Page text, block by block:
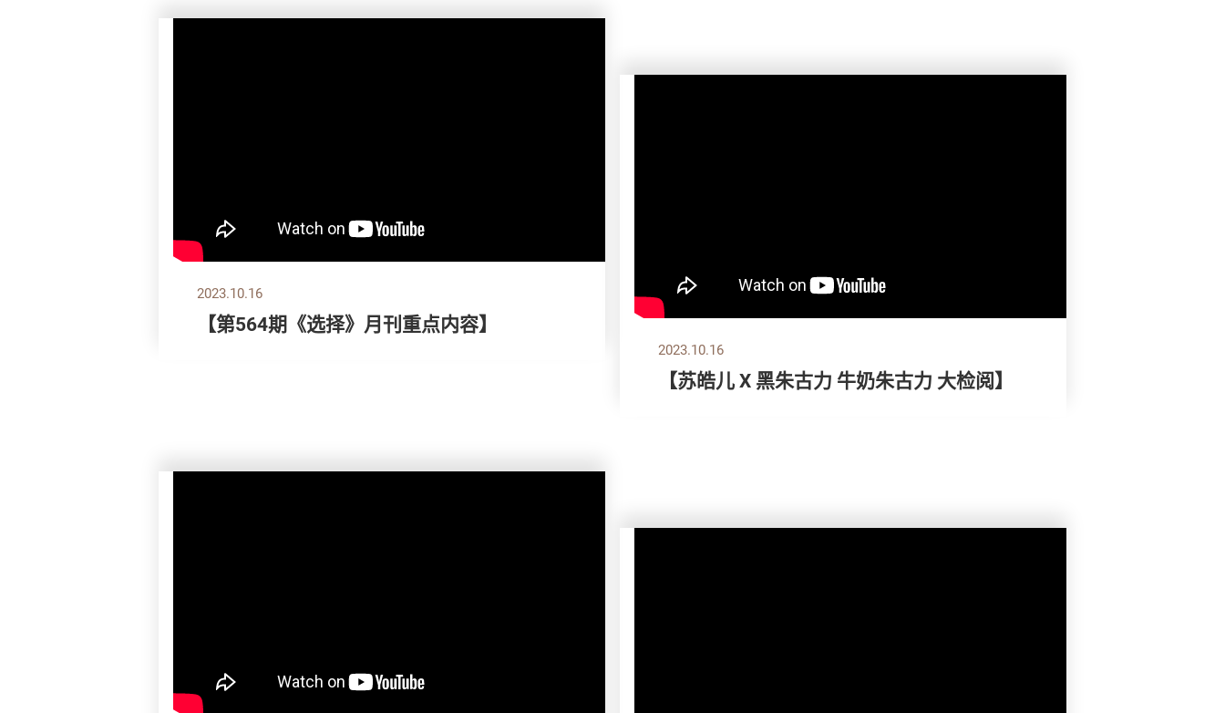
2023.10.16
【第564期《选择》月刊重点内容】
2023.10.16
【苏皓儿 X 黑朱古力 牛奶朱古力 大检阅】